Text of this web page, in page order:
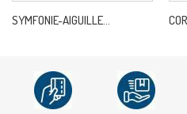
SYMFONIE-AIGUILLE...